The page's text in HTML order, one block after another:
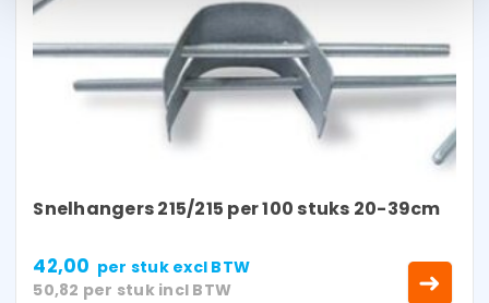
Snelhangers 215/215 per 100 stuks 20-39cm
42,00 per stukexcl BTW
50,82 per stuk incl BTW